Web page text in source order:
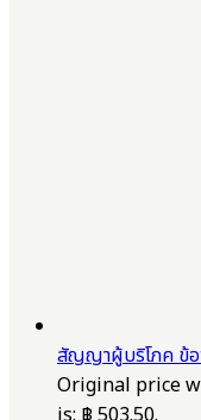
สัญญาผู้บริโภค ข้อ
Original price